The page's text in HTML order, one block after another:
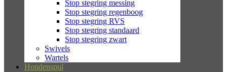
Stop stegring messing
Stop stegring regenboog
Stop stegring RVS
Stop stegring standaard
Stop stegring zwart
Swivels
Wartels
Hondenspul